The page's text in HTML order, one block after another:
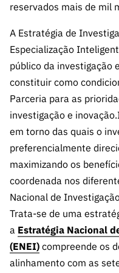
reservados mais de mil
A Estratégia de
Especialização
público da investigação
constituir como
Parceria para as
investigação e
em torno das quais o
preferencialmente
maximizando os
coordenada nos
Nacional de
Trata-se de uma
a Estratégia Nacional
(ENEI) compreende os
alinhamento com as